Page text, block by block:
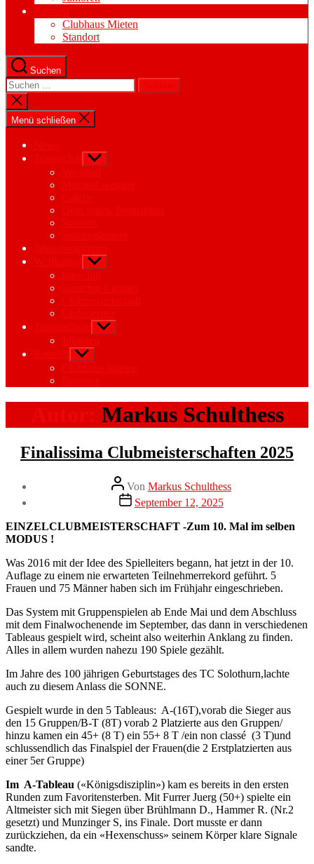
Clubhaus Mieten
Standort
Suchen
Suchen
nach:
Suche
schließen
Menü schließen
Untermenü
anzeigen
Untermenü
anzeigen
Untermenü
anzeigen
Untermenü
anzeigen
Markus Schulthess
Kategorien
Clubmeisterschaft
Neuigkeiten
Finalissima Clubmeisterschaften 2025
Beitragsautor
Von Markus Schulthess
Veröffentlichungsdatum
September 12, 2025
EINZELCLUBMEISTERSCHAFT -Zum 10. Mal im selben
MODUS !
Was 2016 mit der Idee des Spielleiters begann, hat jetzt in der 10.
Auflage zu einem nie erwarteten Teilnehmerrekord geführt. 5
Frauen und 75 Männer haben sich im Frühjahr eingeschrieben.
Das System mit Gruppenspielen ab Ende Mai und dem Abschluss
mit dem Finalwochenende im September, das dann in verschiedenen
Tableaus gespielt wird, scheint also weiterhin Anklang zu finden.
Alles in allem wurden nahezu 190 Spiele gezählt.
Im Jahre des 100 jährigen Geburtstages des TC Solothurn,lachte
auch zu diesem Anlass die SONNE.
Gespielt wurde in den 5 Tableaus: A-(16T),vorab die Sieger aus
den 15 Gruppen/B-T (8T) vorab 2 Platzierte aus den Gruppen/
hinzu kamen ein 45+ (8 T) ein 55+ 8 T /ein non classé (3 T)und
schlussendlich das Finalspiel der Frauen(die 2 Erstplatzierten aus
einer 5er Gruppe)
Im A-Tableau («Königsdisziplin») kam es bereits in den ersten
Runden zum Favoritensterben. Mit Furrer Juerg (50+) spielte ein
Altmeister sich mit Siegen über Brühlmann D., Hammer R. (Nr.2
gesetzt) und Munzinger S, ins Finale. Dort musste er dann
zurückziehen, da ein «Hexenschuss» seinem Körper klare Signale
sandte.